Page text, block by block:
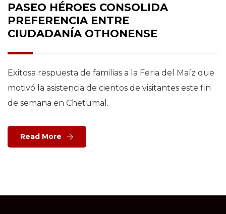
PASEO HÉROES CONSOLIDA
PREFERENCIA ENTRE
CIUDADANÍA OTHONENSE
Exitosa respuesta de familias a la Feria del Maíz que
motivó la asistencia de cientos de visitantes este fin
de semana en Chetumal.
Read More